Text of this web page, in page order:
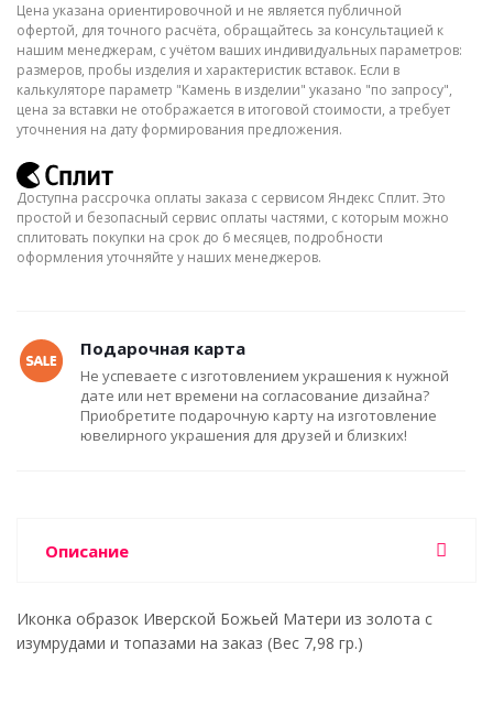
Цена указана ориентировочной и не является публичной
офертой, для точного расчёта, обращайтесь за консультацией к
нашим менеджерам, с учётом ваших индивидуальных параметров:
размеров, пробы изделия и характеристик вставок. Если в
калькуляторе параметр "Камень в изделии" указано "по запросу",
цена за вставки не отображается в итоговой стоимости, а требует
уточнения на дату формирования предложения.
Доступна рассрочка оплаты заказа с сервисом Яндекс Сплит. Это
простой и безопасный сервис оплаты частями, с которым можно
сплитовать покупки на срок до 6 месяцев, подробности
оформления уточняйте у наших менеджеров.
Подарочная карта
Не успеваете с изготовлением украшения к нужной
дате или нет времени на согласование дизайна?
Приобретите подарочную карту на изготовление
ювелирного украшения для друзей и близких!
Описание
Иконка образок Иверской Божьей Матери из золота с
изумрудами и топазами на заказ (Вес 7,98 гр.)